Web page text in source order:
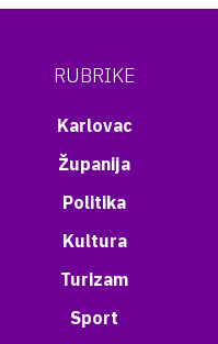
RUBRIKE
Karlovac
Županija
Politika
Kultura
Turizam
Sport